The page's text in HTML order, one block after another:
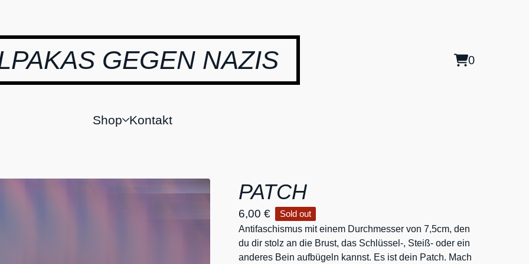
GEGEN NAZIS 0
View
0
Shop Kontakt
PATCH
6,00 € Sold out
Antifaschismus mit einem Durchmesser von 7,5cm, den
du dir stolz an die Brust, das Schlüssel-, Steiß- oder ein
anderes Bein aufbügeln kannst. Es ist dein Patch. Mach